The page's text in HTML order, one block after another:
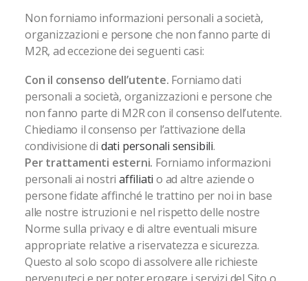
Non forniamo informazioni personali a società,
organizzazioni e persone che non fanno parte di
M2R, ad eccezione dei seguenti casi:
Con il consenso dell’utente. Forniamo dati
personali a società, organizzazioni e persone che
non fanno parte di M2R con il consenso dell’utente.
Chiediamo il consenso per l’attivazione della
condivisione di dati personali sensibili.
Per trattamenti esterni. Forniamo informazioni
personali ai nostriaffiliati o ad altre aziende o
persone fidate affinché le trattino per noi in base
alle nostre istruzioni e nel rispetto delle nostre
Norme sulla privacy e di altre eventuali misure
appropriate relative a riservatezza e sicurezza.
Questo al solo scopo di assolvere alle richieste